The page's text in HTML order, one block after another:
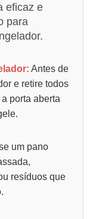
eficaz e
para
Antes de
e retire todos
porta aberta
um pano
resíduos que